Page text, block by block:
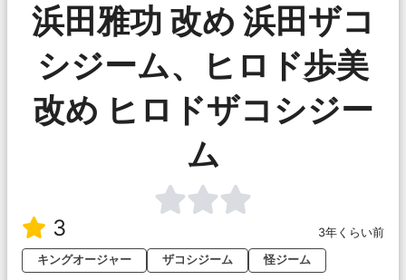
浜田雅功 改め 浜田ザコ
シジーム、ヒロド歩美
改め ヒロドザコシジー
ム
3
3年くらい前
キングオージャー
ザコシジーム 怪ジーム